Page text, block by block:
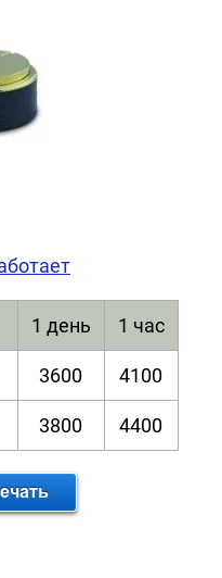
1 день 1 час
3600 4100
3800 4400